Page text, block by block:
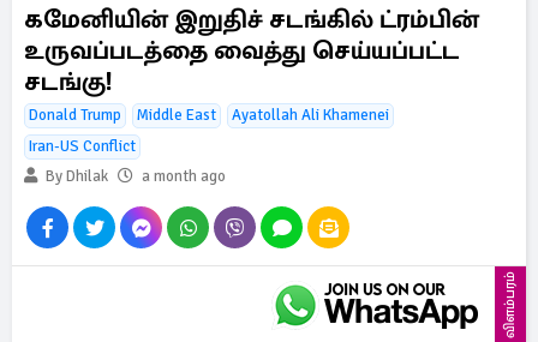
கமேனியின் இறுதிச் சடங்கில் ட்ரம்பின்
உருவப்படத்தை வைத்து செய்யப்பட்ட
சடங்கு!
Donald Trump Middle East
Ayatollah Ali Khamenei
Iran-US Conflict
By Dhilak
a month ago
விளம்பரம்